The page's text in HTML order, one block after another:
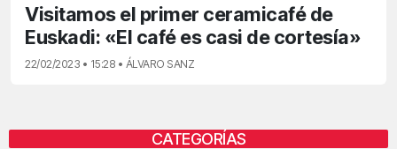
Visitamos el primer ceramicafé de
Euskadi: «El café es casi de cortesía»
22/02/2023 • 15:28 • ÁLVARO SANZ
CATEGORÍAS